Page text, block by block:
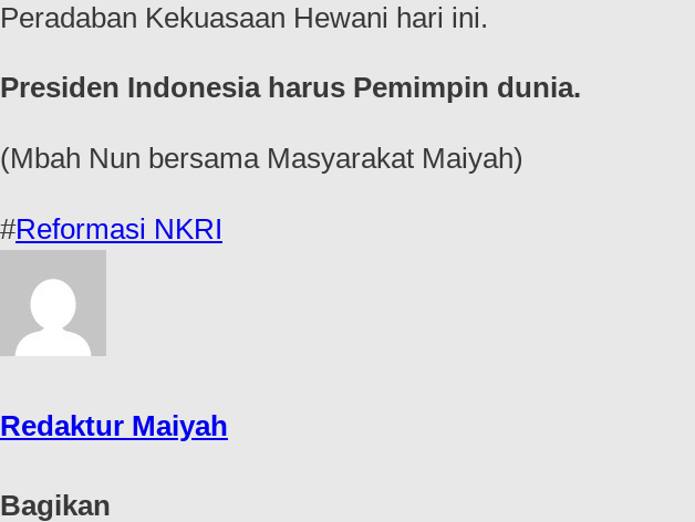
Peradaban Kekuasaan Hewani hari ini.
Presiden Indonesia harus Pemimpin dunia.
(Mbah Nun bersama Masyarakat Maiyah)
#Reformasi NKRI
Redaktur Maiyah
Bagikan